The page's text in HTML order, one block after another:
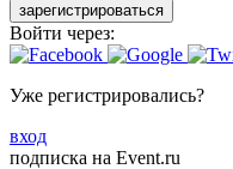
зарегистрироваться
Войти через:
Уже регистрировались?
вход
подписка на Event.ru